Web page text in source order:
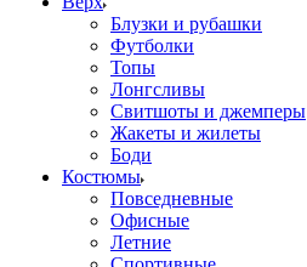
Блузки и рубашки
Футболки
Топы
Лонгсливы
Свитшоты и джемперы
Жакеты и жилеты
Боди
Костюмы
Повседневные
Офисные
Летние